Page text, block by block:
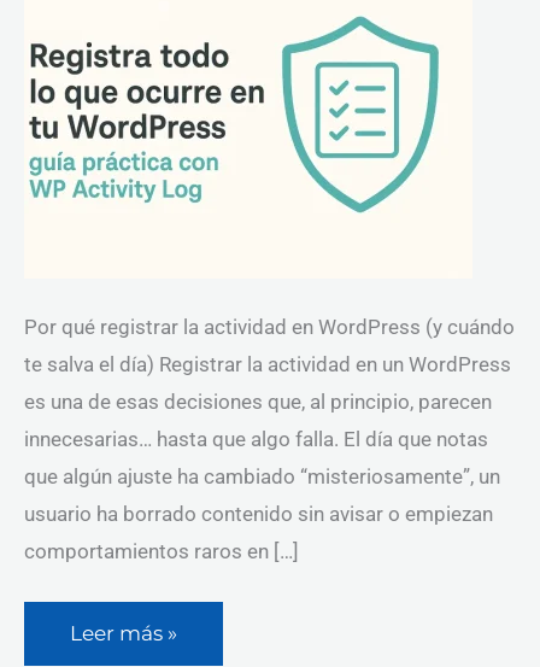
Por qué registrar la actividad en WordPress (y cuándo
te salva el día) Registrar la actividad en un WordPress
es una de esas decisiones que, al principio, parecen
innecesarias… hasta que algo falla. El día que notas
que algún ajuste ha cambiado “misteriosamente”, un
usuario ha borrado contenido sin avisar o empiezan
comportamientos raros en […]
con
WP
Activity
Log
Leer más »